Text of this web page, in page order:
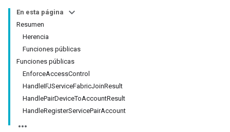
En esta página
Resumen
Herencia
Funciones públicas
Funciones públicas
EnforceAccessControl
HandleIFJServiceFabricJoinResult
HandlePairDeviceToAccountResult
HandleRegisterServicePairAccount